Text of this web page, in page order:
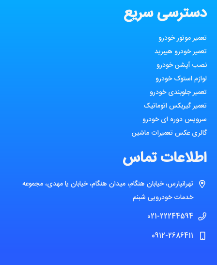
دسترسی سریع
تعمیر موتور خودرو
تعمیر خودرو هیبرید
نصب آپشن خودرو
لوازم استوک خودرو
تعمیر جلوبندی خودرو
تعمیر گیربکس اتوماتیک
سرویس دوره ای خودرو
گالری عکس تعمیرات ماشین
اطلاعات تماس
تهرانپارس، خیابان هنگام، میدان هنگام، خیابان یا مهدی، مجموعه
خدمات خودرویی شبنم
021-22244594
0912-2686411